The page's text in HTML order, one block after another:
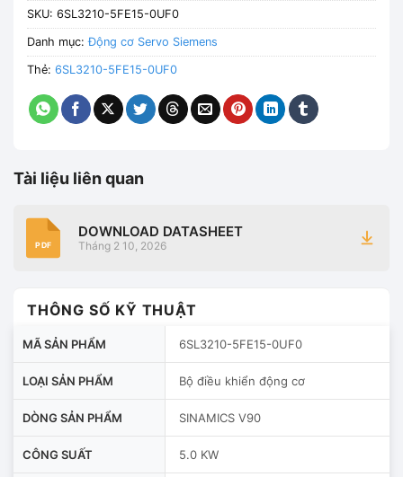
SKU: 6SL3210-5FE15-0UF0
Danh mục:Động cơ Servo Siemens
Thẻ: 6SL3210-5FE15-0UF0
Tài liệu liên quan
PDF
DOWNLOAD DATASHEET
Tháng 2 10, 2026
THÔNG SỐ KỸ THUẬT
MÃ SẢN PHẨM 6SL3210-5FE15-0UF0
LOẠI SẢN PHẨM Bộ điều khiển động cơ
DÒNG SẢN PHẨM SINAMICS V90
CÔNG SUẤT 5.0 KW